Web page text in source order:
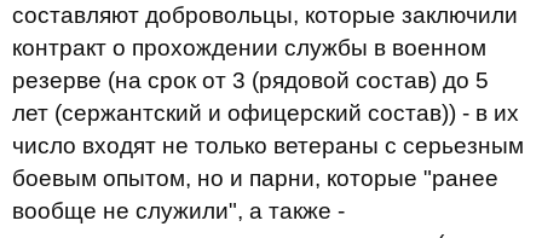
составляют добровольцы, которые заключили
контракт о прохождении службы в военном
резерве (на срок от 3 (рядовой состав) до 5
лет (сержантский и офицерский состав)) - в их
число входят не только ветераны с серьезным
боевым опытом, но и парни, которые "ранее
вообще не служили", а также -